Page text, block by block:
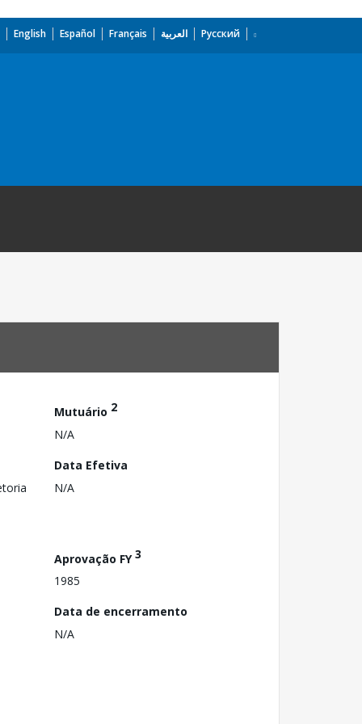
English Español Français العربية Русский
Mutuário 2
N/A
Data Efetiva
N/A
Aprovação FY3
1985
Data de encerramento
N/A